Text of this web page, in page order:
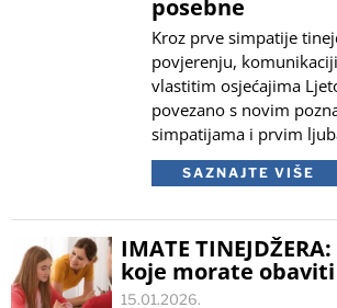
posebne
Kroz prve simpatije
povjerenju,
vlastitim osjećajima
povezano s novim
simpatijama i prvim
SAZNAJTE VIŠE
IMATE
koje morate
15.01.2026.